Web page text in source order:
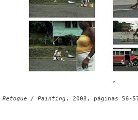
Retoque / Painting